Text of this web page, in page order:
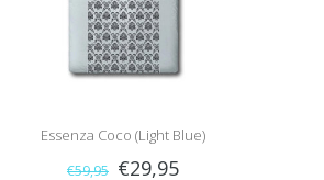
Essenza Coco (Light Blue)
€59,95 €29,95